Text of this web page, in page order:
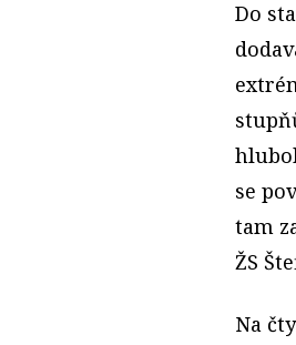
Do
se
tam
ŽS
Na